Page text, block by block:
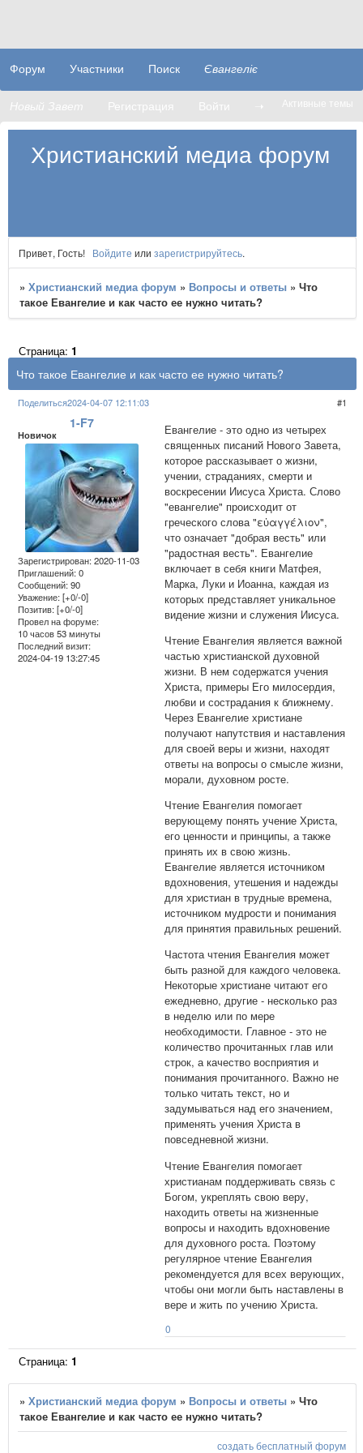
Христианский медиа форум
Форум Участники Поиск Євангеліє
Новый Завет Регистрация Войти ➝ Активные темы
Привет, Гость! Войдите или зарегистрируйтесь.
»Христианский медиа форум » Вопросы и ответы »Что
такое Евангелие и как часто ее нужно читать?
Что такое Евангелие и как часто ее нужно читать?
Страница:1
Поделиться 1
2024-04-07 12:11:03
1-F7
Новичок
Зарегистрирован: 2020-11-03
Приглашений:0
Сообщений:90
Уважение: [+0/-0]
Позитив: [+0/-0]
Провел на форуме:
10 часов 53 минуты
Последний визит:
2024-04-19 13:27:45
Евангелие - это одно из четырех
священных писаний Нового Завета,
которое рассказывает о жизни,
учении, страданиях, смерти и
воскресении Иисуса Христа. Слово
"евангелие" происходит от
греческого слова "εὐαγγέλιον",
что означает "добрая весть" или
"радостная весть". Евангелие
включает в себя книги Матфея,
Марка, Луки и Иоанна, каждая из
которых представляет уникальное
видение жизни и служения Иисуса.
Чтение Евангелия является важной
частью христианской духовной
жизни. В нем содержатся учения
Христа, примеры Его милосердия,
любви и сострадания к ближнему.
Через Евангелие христиане
получают напутствия и наставления
для своей веры и жизни, находят
ответы на вопросы о смысле жизни,
морали, духовном росте.
Чтение Евангелия помогает
верующему понять учение Христа,
его ценности и принципы, а также
принять их в свою жизнь.
Евангелие является источником
вдохновения, утешения и надежды
для христиан в трудные времена,
источником мудрости и понимания
для принятия правильных решений.
Частота чтения Евангелия может
быть разной для каждого человека.
Некоторые христиане читают его
ежедневно, другие - несколько раз
в неделю или по мере
необходимости. Главное - это не
количество прочитанных глав или
строк, а качество восприятия и
понимания прочитанного. Важно не
только читать текст, но и
задумываться над его значением,
применять учения Христа в
повседневной жизни.
Чтение Евангелия помогает
христианам поддерживать связь с
Богом, укреплять свою веру,
находить ответы на жизненные
вопросы и находить вдохновение
для духовного роста. Поэтому
регулярное чтение Евангелия
рекомендуется для всех верующих,
чтобы они могли быть наставлены в
вере и жить по учению Христа.
0
Страница:1
»Христианский медиа форум » Вопросы и ответы »Что
такое Евангелие и как часто ее нужно читать?
создать бесплатный форум